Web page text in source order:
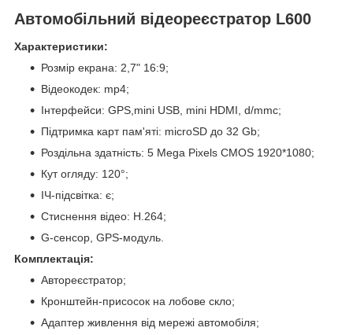
Автомобільний відеореєстратор L600
Характеристики:
Розмір екрана: 2,7" 16:9;
Відеокодек: mp4;
Інтерфейси: GPS,mini USB, mini HDMI, d/mmc;
Підтримка карт пам'яті: microSD до 32 Gb;
Роздільна здатність: 5 Mega Pixels CMOS 1920*1080;
Кут огляду: 120°;
ІЧ-підсвітка: є;
Стиснення відео: H.264;
G-сенсор, GPS-модуль.
Комплектація:
Автореєстратор;
Кронштейн-присосок на лобове скло;
Адаптер живлення від мережі автомобіля;